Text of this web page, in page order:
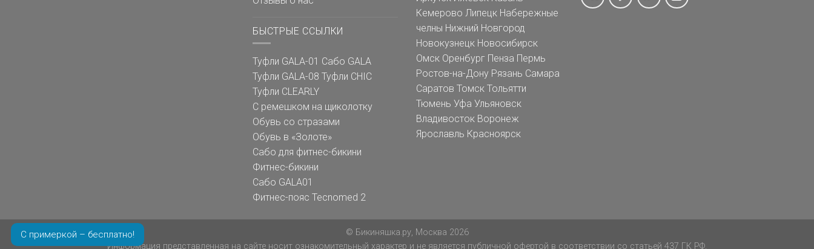
БЫСТРЫЕ ССЫЛКИ
Туфли GALA-01 Сабо GALA
Туфли GALA-08 Туфли CHIC
Туфли CLEARLY
С ремешком на щиколотку
Обувь со стразами
Обувь в «Золоте»
Сабо для фитнес-бикини
Фитнес-бикини
Сабо GALA01
Фитнес-пояс Tecnomed 2
Кемерово Липецк Набережные
челны Нижний Новгород
Новокузнецк Новосибирск
Омск Оренбург Пенза Пермь
Ростов-на-Дону Рязань Самара
Саратов Томск Тольятти
Тюмень Уфа Ульяновск
Владивосток Воронеж
Ярославль Красноярск
С примеркой – бесплатно!
© Бикиняшка.ру, Москва 2026
Информация представленная на сайте носит ознакомительный характер и не является публичной офертой в соответствии со статьей 437 ГК РФ.